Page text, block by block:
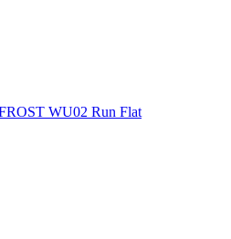
WU02 Run Flat